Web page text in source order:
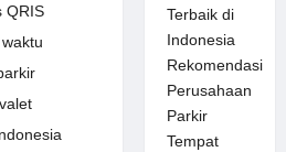
QRIS
Terbaik di
Indonesia
Rekomendasi
Perusahaan
Parkir
Tempat